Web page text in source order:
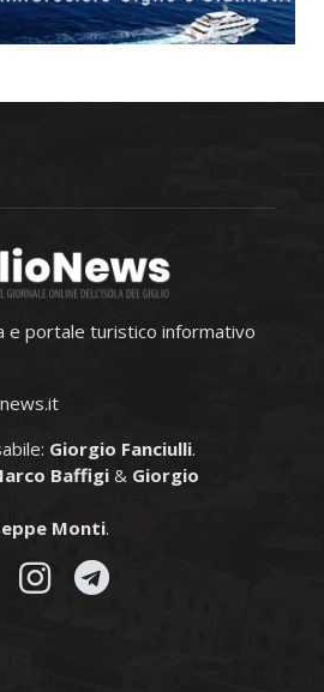
e portale turistico informativo
Giorgio Fanciulli.
Baffigi& Giorgio
Monti.